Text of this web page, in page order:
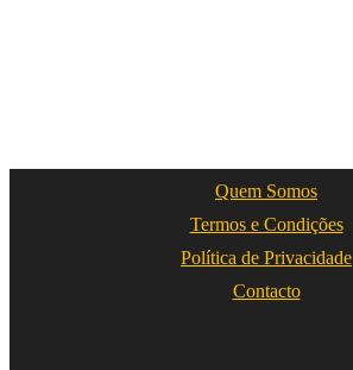
Quem Somos
Termos e Condições
Política de Privacidade
Contacto